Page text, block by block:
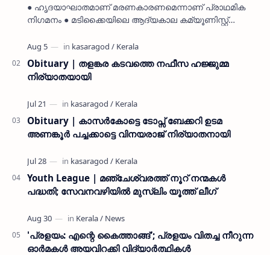
● ഹൃദയാഘാതമാണ് മരണകാരണമെന്നാണ് പ്രാഥമിക
നിഗമനം ● മടിക്കൈയിലെ ആദ്യകാല കമ്യൂണിസ്റ്റ്
മകളാണ് ● വിവരമറിഞ്ഞ് ജനപ്ര…
Obituary | തളങ്കര കടവത്തെ നഫീസ ഹജ്ജുമ്മ
നിര്യാതയായി
Obituary | കാസർകോട്ടെ ടോപ്സ് ബേക്കറി ഉടമ
അണങ്കൂർ പച്ചക്കാട്ടെ വിനയരാജ് നിര്യാതനായി
Youth League | മഞ്ചേശ്വരത്ത് നൂറ് നന്മകൾ
പദ്ധതി; സേവനവഴിയിൽ മുസ്ലിം യൂത്ത് ലീഗ്
'പ്രളയം: എന്റെ കൈത്താങ്ങ്'; പ്രളയം വിതച്ച നീറുന്ന
ഓര്‍മകള്‍ അയവിറക്കി വിദ്യാര്‍ത്ഥികള്‍